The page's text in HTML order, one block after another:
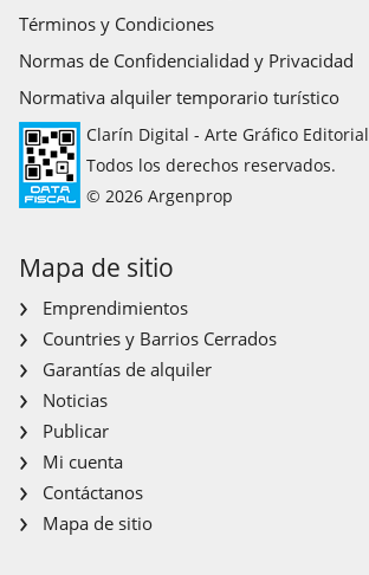
Términos y Condiciones
Normas de Confidencialidad y Privacidad
Normativa alquiler temporario turístico
Clarín Digital - Arte Gráfico
Todos los derechos reservados.
© 2026 Argenprop
Mapa de sitio
Emprendimientos
Countries y Barrios Cerrados
Garantías de alquiler
Noticias
Publicar
Mi cuenta
Contáctanos
Mapa de sitio